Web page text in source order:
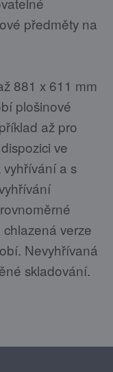
předměty na
881 x 611 mm
plošinové
až pro
ve
a s
verze
Nevyhřívaná
skladování.